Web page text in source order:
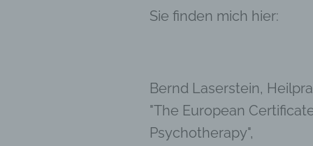
Sie finden mich hier:
Bernd Laserstein,
"The European
Psychotherapy",
f)
auf